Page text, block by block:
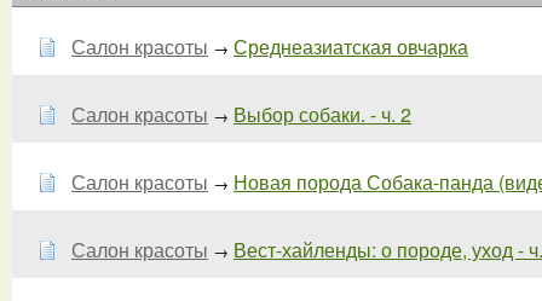
Салон красоты → Среднеазиатская овчарка
Салон красоты → Выбор собаки. - ч. 2
Салон красоты → Новая порода Собака-панда
Салон красоты → Вест-хайленды: о породе, уход -